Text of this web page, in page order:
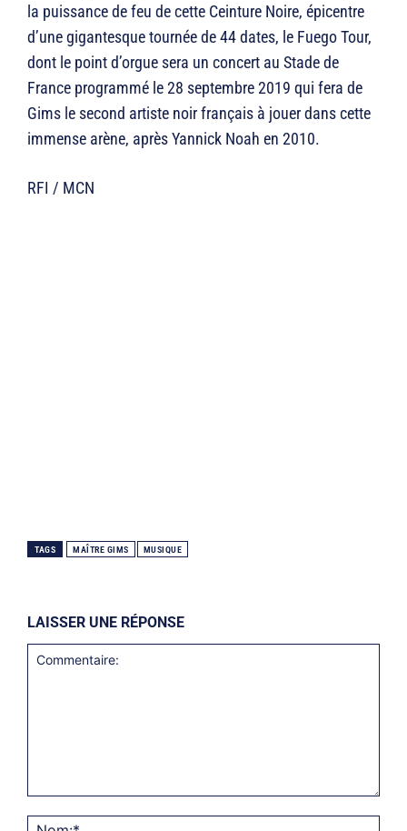
la puissance de feu de cette Ceinture Noire, épicentre
d’une gigantesque tournée de 44 dates, le Fuego Tour,
dont le point d’orgue sera un concert au Stade de
France programmé le 28 septembre 2019 qui fera de
Gims le second artiste noir français à jouer dans cette
immense arène, après Yannick Noah en 2010.
RFI / MCN
TAGS MAÎTRE GIMS MUSIQUE
LAISSER UNE RÉPONSE